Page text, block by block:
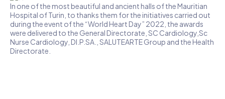
In one of the most beautiful and ancient halls of the Mauritian
Hospital of Turin, to thanks them for the initiatives carried out
during the event of the “World Heart Day” 2022, the awards
were delivered to the General Directorate, SC Cardiology,Sc
Nurse Cardiology, DI.P.SA., SALUTEARTE Group and the Health
Directorate.